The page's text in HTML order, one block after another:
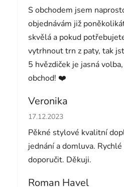
S obchodem jsem
objednávám již
skvělá a pokud
vytrhnout trn z paty, tak
5 hvězdiček je jasná
obchod! ❤️
Veronika
Hodnocení obchodu je 5 z
17.12.2023
Pěkné stylové kvalitní
jednání a domluva.
doporučit. Děkuji.
Roman Havel